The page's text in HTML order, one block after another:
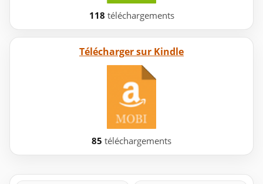
118 téléchargements
Télécharger sur Kindle
85 téléchargements